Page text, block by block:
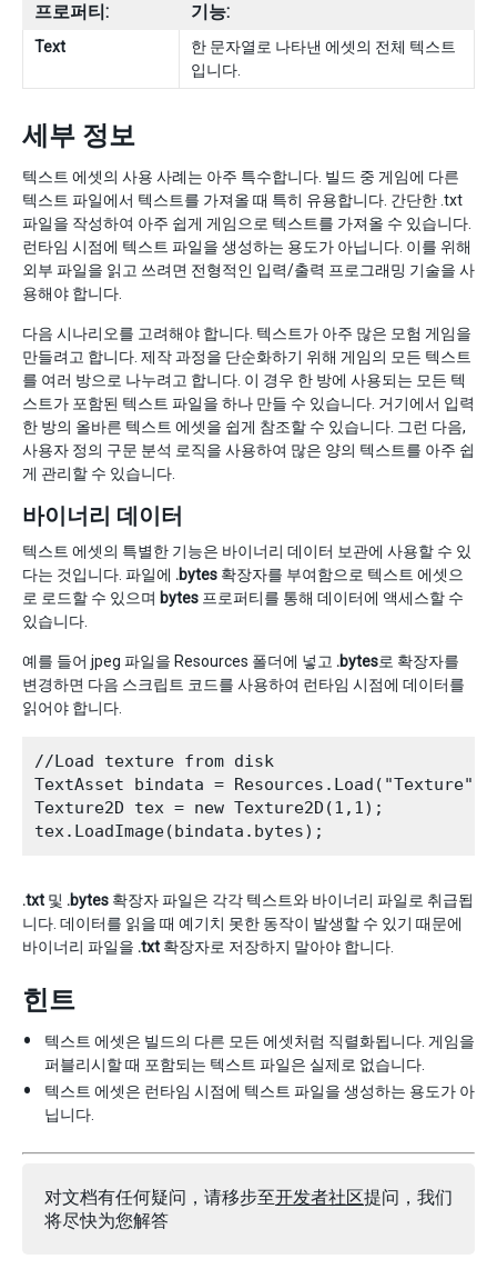
프로퍼티: 기능:
Text
한 문자열로 나타낸 에셋의 전체 텍스트
입니다.
세부 정보
텍스트 에셋의 사용 사례는 아주 특수합니다. 빌드 중 게임에 다른
텍스트 파일에서 텍스트를 가져올 때 특히 유용합니다. 간단한 .txt
파일을 작성하여 아주 쉽게 게임으로 텍스트를 가져올 수 있습니다.
런타임 시점에 텍스트 파일을 생성하는 용도가 아닙니다. 이를 위해
외부 파일을 읽고 쓰려면 전형적인 입력/출력 프로그래밍 기술을 사
용해야 합니다.
다음 시나리오를 고려해야 합니다. 텍스트가 아주 많은 모험 게임을
만들려고 합니다. 제작 과정을 단순화하기 위해 게임의 모든 텍스트
를 여러 방으로 나누려고 합니다. 이 경우 한 방에 사용되는 모든 텍
스트가 포함된 텍스트 파일을 하나 만들 수 있습니다. 거기에서 입력
한 방의 올바른 텍스트 에셋을 쉽게 참조할 수 있습니다. 그런 다음,
사용자 정의 구문 분석 로직을 사용하여 많은 양의 텍스트를 아주 쉽
게 관리할 수 있습니다.
바이너리 데이터
텍스트 에셋의 특별한 기능은 바이너리 데이터 보관에 사용할 수 있
다는 것입니다. 파일에 .bytes 확장자를 부여함으로 텍스트 에셋으
로 로드할 수 있으며 bytes 프로퍼티를 통해 데이터에 액세스할 수
있습니다.
예를 들어 jpeg 파일을 Resources 폴더에 넣고 .bytes로 확장자를
변경하면 다음 스크립트 코드를 사용하여 런타임 시점에 데이터를
읽어야 합니다.
//Load texture from disk
TextAsset bindata = Resources.Load("Texture")
Texture2D tex = new Texture2D(1,1);
.txt 및 .bytes 확장자 파일은 각각 텍스트와 바이너리 파일로 취급됩
니다. 데이터를 읽을 때 예기치 못한 동작이 발생할 수 있기 때문에
바이너리 파일을 .txt 확장자로 저장하지 말아야 합니다.
힌트
텍스트 에셋은 빌드의 다른 모든 에셋처럼 직렬화됩니다. 게임을
퍼블리시할 때 포함되는 텍스트 파일은 실제로 없습니다.
텍스트 에셋은 런타임 시점에 텍스트 파일을 생성하는 용도가 아
닙니다.
对文档有任何疑问，请移步至开发者社区提问，我们
将尽快为您解答